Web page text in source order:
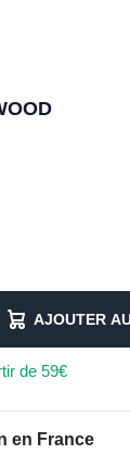
AJOUTER
de 59€
en France